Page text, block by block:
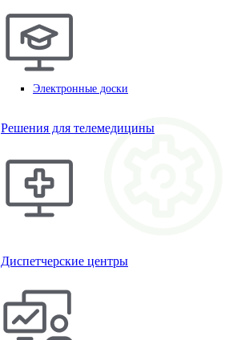
Электронные доски
Решения для телемедицины
Диспетчерские центры